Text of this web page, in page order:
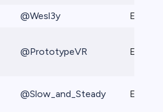
@Wesl3y Elite
@PrototypeVR Elite
@Slow_and_Steady Elite